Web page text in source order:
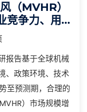
（MVHR）
争力、用户
报告基于全球机械
、政策环境、技术
至预测期，合理的
）市场规模增